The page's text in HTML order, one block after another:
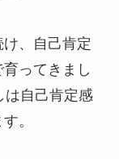
、自己肯定
ってきまし
は自己肯定感
。